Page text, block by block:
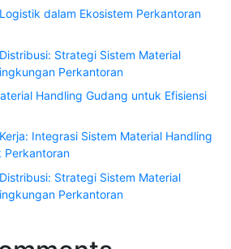
dalam Ekosistem Perkantoran
Strategi Sistem Material
Perkantoran
Handling Gudang untuk Efisiensi
Integrasi Sistem Material Handling
Perkantoran
Strategi Sistem Material
Perkantoran